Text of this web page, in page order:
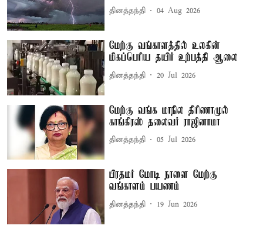
தினத்தந்தி 04 Aug 2026
மேற்கு வங்காளத்தில் உலகின்
மிகப்பெரிய தயிர் உற்பத்தி ஆலை
தினத்தந்தி 20 Jul 2026
மேற்கு வங்க மாநில திரிணாமுல்
காங்கிரஸ் தலைவர் ராஜினாமா
தினத்தந்தி 05 Jul 2026
பிரதமர் மோடி நாளை மேற்கு
வங்காளம் பயணம்
தினத்தந்தி 19 Jun 2026